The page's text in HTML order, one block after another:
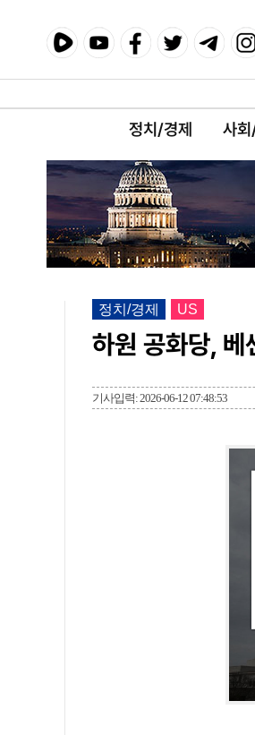
정치/경제 사
정치/경제 US
하원 공화당, 베
기사입력: 2026-06-12 07:48:53